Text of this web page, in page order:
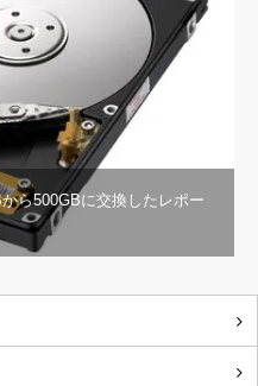
ら500GBに交換したレポー